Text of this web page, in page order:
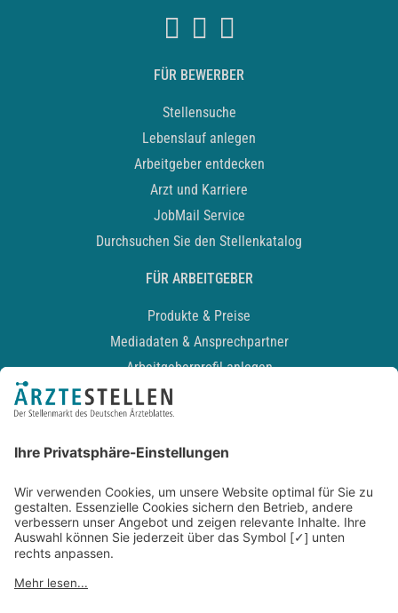
FÜR BEWERBER
Stellensuche
Lebenslauf anlegen
Arbeitgeber entdecken
Arzt und Karriere
JobMail Service
Durchsuchen Sie den Stellenkatalog
FÜR ARBEITGEBER
Produkte & Preise
Mediadaten & Ansprechpartner
Arbeitgeberprofil anlegen
Recruiting-Podcast
Kontakt
Datenschutz
Newsletter